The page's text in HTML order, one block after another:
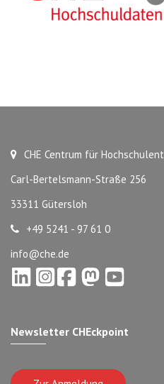
CHE Centrum für
Carl-Bertelsmann-Straße 256
33311 Gütersloh
+49 5241 - 97 61 0
info@che.de
Newsletter CHEckpoint